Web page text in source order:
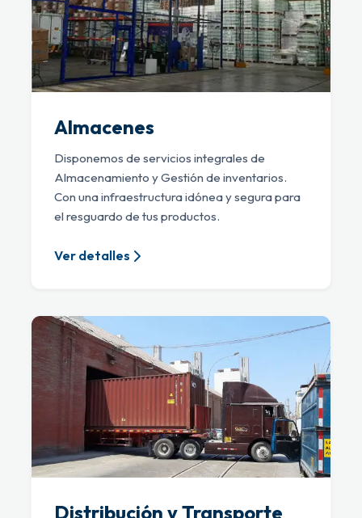
Almacenes
Disponemos de servicios integrales de
Almacenamiento y Gestión de inventarios.
Con una infraestructura idónea y segura para
el resguardo de tus productos.
Ver detalles
Distribución y Transporte